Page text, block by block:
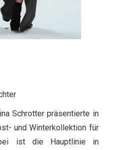
Schrotter präsentierte in
und Winterkollektion für
ist die Hauptlinie in